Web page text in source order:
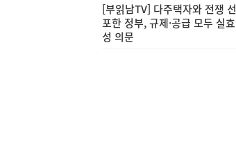
[부읽남TV] 다주택자와 전쟁 선
포한 정부, 규제·공급 모두 실효
성 의문